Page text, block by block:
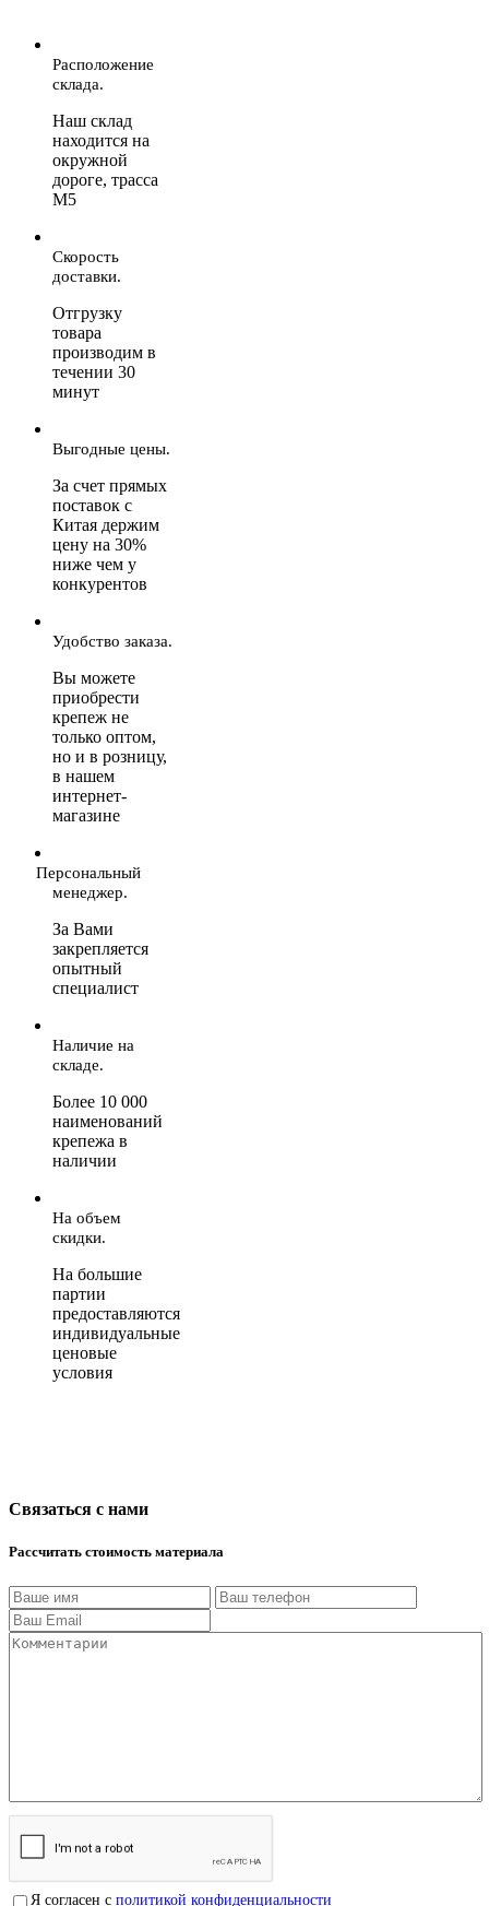
Расположение
склада.
Наш склад
находится на
окружной
дороге, трасса
М5
Скорость
доставки.
Отгрузку
товара
производим в
течении 30
минут
Выгодные цены.
За счет прямых
поставок с
Китая держим
цену на 30%
ниже чем у
конкурентов
Удобство заказа.
Вы можете
приобрести
крепеж не
только оптом,
но и в розницу,
в нашем
интернет-
магазине
Персональный
менеджер.
За Вами
закрепляется
опытный
специалист
Наличие на
складе.
Более 10 000
наименований
крепежа в
наличии
На объем
скидки.
На большие
партии
предоставляются
индивидуальные
ценовые
условия
Связаться с нами
Рассчитать стоимость материала
Я согласен с политикой конфиденциальности